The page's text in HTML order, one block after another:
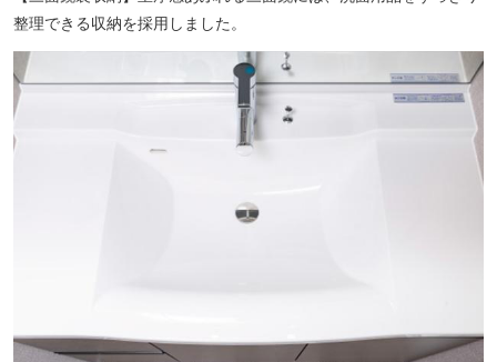
整理できる収納を採用しました。